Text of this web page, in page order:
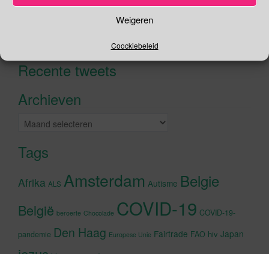
Weigeren
Coockiebeleid
Recente tweetsKlik om marketing cookies te
Archieven
Archieven
Tags
Afrika ALS Amsterdam Autisme Belgie
België beroerte Chocolade COVID-19 COVID-19-
pandemie Den Haag Europese Unie Fairtrade FAO hiv Japan